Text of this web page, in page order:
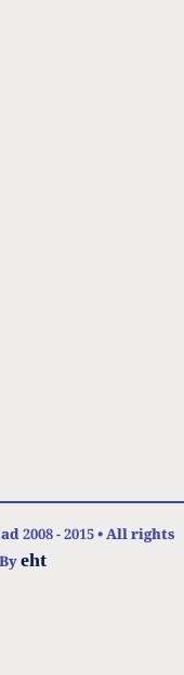
2008 - 2015 • All rights
eht